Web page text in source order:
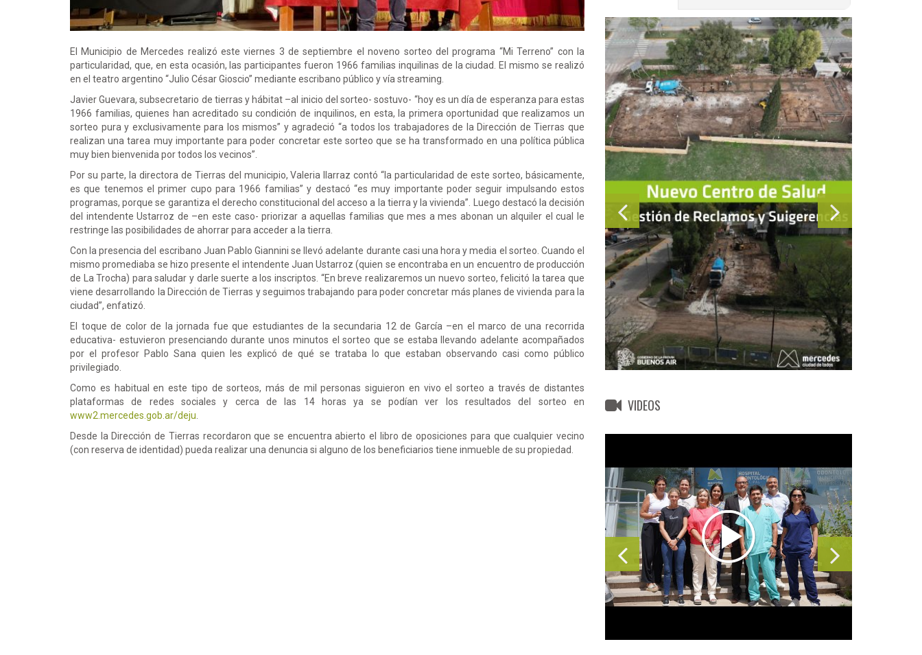
El Municipio de Mercedes realizó este viernes 3 de septiembre el noveno sorteo del programa “Mi Terreno” con la
particularidad, que, en esta ocasión, las participantes fueron 1966 familias inquilinas de la ciudad. El mismo se realizó
en el teatro argentino “Julio César Gioscio” mediante escribano público y vía streaming.
Javier Guevara, subsecretario de tierras y hábitat –al inicio del sorteo- sostuvo- “hoy es un día de esperanza para estas
1966 familias, quienes han acreditado su condición de inquilinos, en esta, la primera oportunidad que realizamos un
sorteo pura y exclusivamente para los mismos” y agradeció “a todos los trabajadores de la Dirección de Tierras que
realizan una tarea muy importante para poder concretar este sorteo que se ha transformado en una política pública
muy bien bienvenida por todos los vecinos”.
Por su parte, la directora de Tierras del municipio, Valeria Ilarraz contó “la particularidad de este sorteo, básicamente,
es que tenemos el primer cupo para 1966 familias” y destacó “es muy importante poder seguir impulsando estos
programas, porque se garantiza el derecho constitucional del acceso a la tierra y la vivienda”. Luego destacó la decisión
del intendente Ustarroz de –en este caso- priorizar a aquellas familias que mes a mes abonan un alquiler el cual le
restringe las posibilidades de ahorrar para acceder a la tierra.
Con la presencia del escribano Juan Pablo Giannini se llevó adelante durante casi una hora y media el sorteo. Cuando el
mismo promediaba se hizo presente el intendente Juan Ustarroz (quien se encontraba en un encuentro de producción
de La Trocha) para saludar y darle suerte a los inscriptos. “En breve realizaremos un nuevo sorteo, felicitó la tarea que
viene desarrollando la Dirección de Tierras y seguimos trabajando para poder concretar más planes de vivienda para la
ciudad”, enfatizó.
El toque de color de la jornada fue que estudiantes de la secundaria 12 de García –en el marco de una recorrida
educativa- estuvieron presenciando durante unos minutos el sorteo que se estaba llevando adelante acompañados
por el profesor Pablo Sana quien les explicó de qué se trataba lo que estaban observando casi como público
privilegiado.
Como es habitual en este tipo de sorteos, más de mil personas siguieron en vivo el sorteo a través de distantes
plataformas de redes sociales y cerca de las 14 horas ya se podían ver los resultados del sorteo en
www2.mercedes.gob.ar/deju
Desde la Dirección de Tierras recordaron que se encuentra abierto el libro de oposiciones para que cualquier vecino
(con reserva de identidad) pueda realizar una denuncia si alguno de los beneficiarios tiene inmueble de su propiedad.
VIDEOS